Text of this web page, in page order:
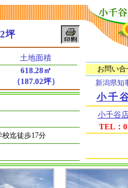
坪
土地面積
618.28㎡
（187.02坪）
お問い
新潟県知
小千
小千谷
TEL：
迄徒歩17分